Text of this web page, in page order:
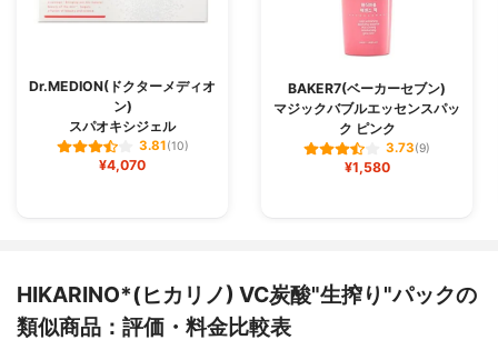
Dr.MEDION(ドクターメディオ
ン)
スパオキシジェル
3.81(10)
¥4,070
BAKER7(ベーカーセブン)
マジックバブルエッセンスパッ
ク ピンク
3.73(9)
¥1,580
HIKARINO*(ヒカリノ) VC炭酸"生搾り"パックの
類似商品：評価・料金比較表